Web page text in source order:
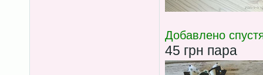
Добавлено
45 грн пара